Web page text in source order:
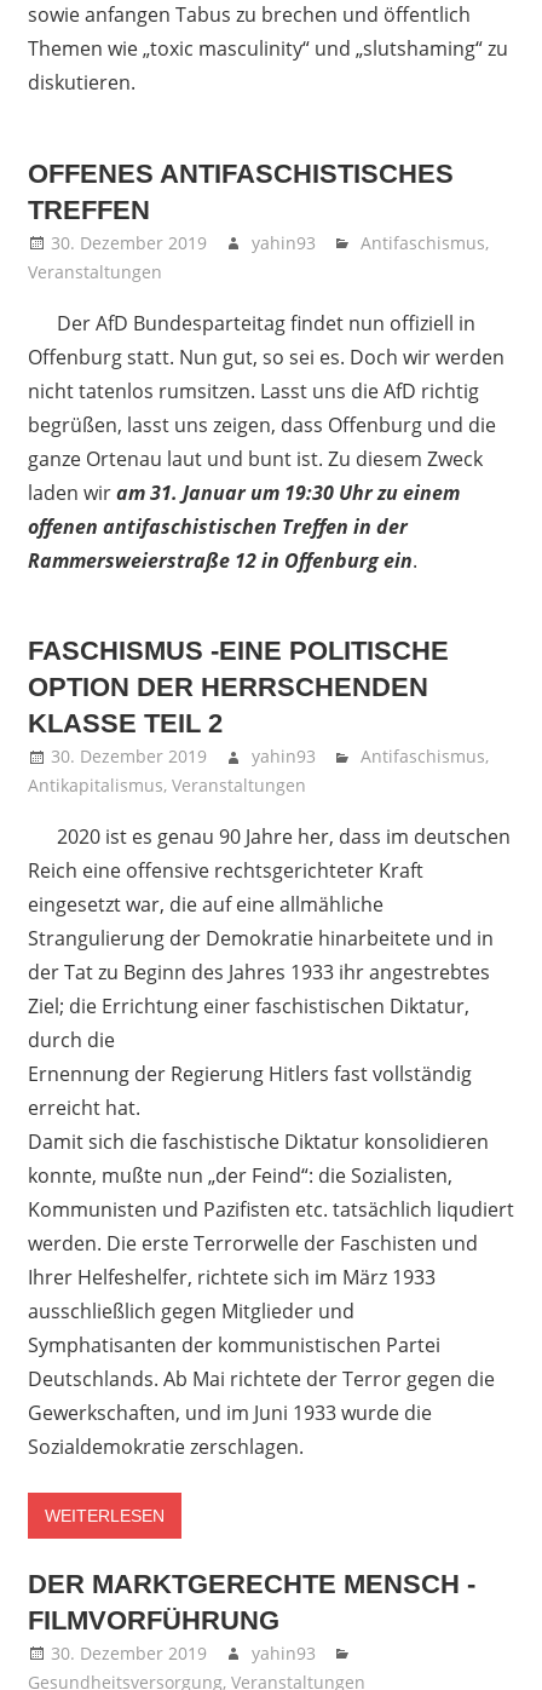
sowie anfangen Tabus zu brechen und öffentlich
Themen wie „toxic masculinity“ und „slutshaming“ zu
diskutieren.
OFFENES ANTIFASCHISTISCHES
TREFFEN
30. Dezember 2019 yahin93 Antifaschismus,
Veranstaltungen
Der AfD Bundesparteitag findet nun offiziell in
Offenburg statt. Nun gut, so sei es. Doch wir werden
nicht tatenlos rumsitzen. Lasst uns die AfD richtig
begrüßen, lasst uns zeigen, dass Offenburg und die
ganze Ortenau laut und bunt ist. Zu diesem Zweck
laden wiram 31. Januar um 19:30 Uhr zu einem
offenen antifaschistischen Treffen in der
Rammersweierstraße 12 in Offenburg ein.
FASCHISMUS -EINE POLITISCHE
OPTION DER HERRSCHENDEN
KLASSE TEIL 2
30. Dezember 2019 yahin93 Antifaschismus,
Antikapitalismus, Veranstaltungen
2020 ist es genau 90 Jahre her, dass im deutschen
Reich eine offensive rechtsgerichteter Kraft
eingesetzt war, die auf eine allmähliche
Strangulierung der Demokratie hinarbeitete und in
der Tat zu Beginn des Jahres 1933 ihr angestrebtes
Ziel; die Errichtung einer faschistischen Diktatur,
durch die
Ernennung der Regierung Hitlers fast vollständig
erreicht hat.
Damit sich die faschistische Diktatur konsolidieren
konnte, mußte nun „der Feind“: die Sozialisten,
Kommunisten und Pazifisten etc. tatsächlich liqudiert
werden. Die erste Terrorwelle der Faschisten und
Ihrer Helfeshelfer, richtete sich im März 1933
ausschließlich gegen Mitglieder und
Symphatisanten der kommunistischen Partei
Deutschlands. Ab Mai richtete der Terror gegen die
Gewerkschaften, und im Juni 1933 wurde die
Sozialdemokratie zerschlagen.
WEITERLESEN
DER MARKTGERECHTE MENSCH -
FILMVORFÜHRUNG
30. Dezember 2019
yahin93
Gesundheitsversorgung, Veranstaltungen